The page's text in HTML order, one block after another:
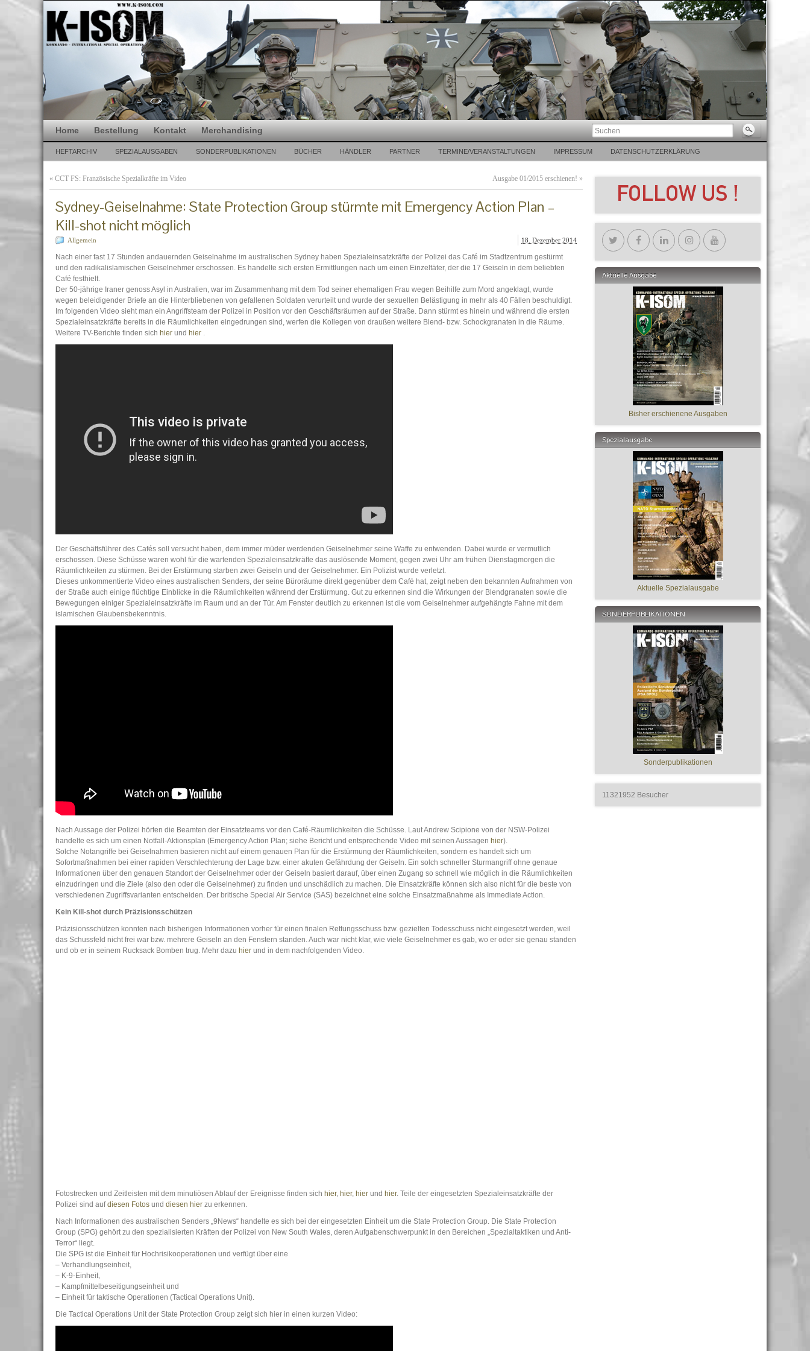
Home Bestellung Kontakt Merchandising
HEFTARCHIV SPEZIALAUSGABEN SONDERPUBLIKATIONEN BÜCHER HÄNDLER PARTNER TERMINE/VERANSTALTUNGEN IMPRESSUM DATENSCHUTZERKLÄRUNG
« CCT FS: Französische Spezialkräfte im Video Ausgabe 01/2015 erschienen! »
Sydney-Geiselnahme: State Protection Group stürmte mit Emergency Action Plan –
Kill-shot nicht möglich
Allgemein 18. Dezember 2014
Nach einer fast 17 Stunden andauernden Geiselnahme im australischen Sydney haben Spezialeinsatzkräfte der Polizei das Café im Stadtzentrum gestürmt
und den radikalislamischen Geiselnehmer erschossen. Es handelte sich ersten Ermittlungen nach um einen Einzeltäter, der die 17 Geiseln in dem beliebten
Café festhielt.
Der 50-jährige Iraner genoss Asyl in Australien, war im Zusammenhang mit dem Tod seiner ehemaligen Frau wegen Beihilfe zum Mord angeklagt, wurde
wegen beleidigender Briefe an die Hinterbliebenen von gefallenen Soldaten verurteilt und wurde der sexuellen Belästigung in mehr als 40 Fällen beschuldigt.
Im folgenden Video sieht man ein Angriffsteam der Polizei in Position vor den Geschäftsräumen auf der Straße. Dann stürmt es hinein und während die ersten
Spezialeinsatzkräfte bereits in die Räumlichkeiten eingedrungen sind, werfen die Kollegen von draußen weitere Blend- bzw. Schockgranaten in die Räume.
Weitere TV-Berichte finden sich hier und hier .
Der Geschäftsführer des Cafés soll versucht haben, dem immer müder werdenden Geiselnehmer seine Waffe zu entwenden. Dabei wurde er vermutlich
erschossen. Diese Schüsse waren wohl für die wartenden Spezialeinsatzkräfte das auslösende Moment, gegen zwei Uhr am frühen Dienstagmorgen die
Räumlichkeiten zu stürmen. Bei der Erstürmung starben zwei Geiseln und der Geiselnehmer. Ein Polizist wurde verletzt.
Dieses unkommentierte Video eines australischen Senders, der seine Büroräume direkt gegenüber dem Café hat, zeigt neben den bekannten Aufnahmen von
der Straße auch einige flüchtige Einblicke in die Räumlichkeiten während der Erstürmung. Gut zu erkennen sind die Wirkungen der Blendgranaten sowie die
Bewegungen einiger Spezialeinsatzkräfte im Raum und an der Tür. Am Fenster deutlich zu erkennen ist die vom Geiselnehmer aufgehängte Fahne mit dem
islamischen Glaubensbekenntnis.
Nach Aussage der Polizei hörten die Beamten der Einsatzteams vor den Café-Räumlichkeiten die Schüsse. Laut Andrew Scipione von der NSW-Polizei
handelte es sich um einen Notfall-Aktionsplan (Emergency Action Plan; siehe Bericht und entsprechende Video mit seinen Aussagen hier).
Solche Notangriffe bei Geiselnahmen basieren nicht auf einem genauen Plan für die Erstürmung der Räumlichkeiten, sondern es handelt sich um
Sofortmaßnahmen bei einer rapiden Verschlechterung der Lage bzw. einer akuten Gefährdung der Geiseln. Ein solch schneller Sturmangriff ohne genaue
Informationen über den genauen Standort der Geiselnehmer oder der Geiseln basiert darauf, über einen Zugang so schnell wie möglich in die Räumlichkeiten
einzudringen und die Ziele (also den oder die Geiselnehmer) zu finden und unschädlich zu machen. Die Einsatzkräfte können sich also nicht für die beste von
verschiedenen Zugriffsvarianten entscheiden. Der britische Special Air Service (SAS) bezeichnet eine solche Einsatzmaßnahme als Immediate Action.
Kein Kill-shot durch Präzisionsschützen
Präzisionsschützen konnten nach bisherigen Informationen vorher für einen finalen Rettungsschuss bzw. gezielten Todesschuss nicht eingesetzt werden, weil
das Schussfeld nicht frei war bzw. mehrere Geiseln an den Fenstern standen. Auch war nicht klar, wie viele Geiselnehmer es gab, wo er oder sie genau standen
und ob er in seinem Rucksack Bomben trug. Mehr dazu hier und in dem nachfolgenden Video.
Fotostrecken und Zeitleisten mit dem minutiösen Ablauf der Ereignisse finden sich hier, hier, hier und hier. Teile der eingesetzten Spezialeinsatzkräfte der
Polizei sind aufdiesen Fotos und diesen hier zu erkennen.
Nach Informationen des australischen Senders „9News“ handelte es sich bei der eingesetzten Einheit um die State Protection Group. Die State Protection
Group (SPG) gehört zu den spezialisierten Kräften der Polizei von New South Wales, deren Aufgabenschwerpunkt in den Bereichen „Spezialtaktiken und Anti-
Terror“ liegt.
Die SPG ist die Einheit für Hochrisikooperationen und verfügt über eine
– Verhandlungseinheit,
– K-9-Einheit,
– Kampfmittelbeseitigungseinheit und
– Einheit für taktische Operationen (Tactical Operations Unit).
Die Tactical Operations Unit der State Protection Group zeigt sich hier in einen kurzen Video:
Aktuelle Ausgabe
Bisher erschienene Ausgaben
Spezialausgabe
Aktuelle Spezialausgabe
SONDERPUBLIKATIONEN
Sonderpublikationen
11321952 Besucher